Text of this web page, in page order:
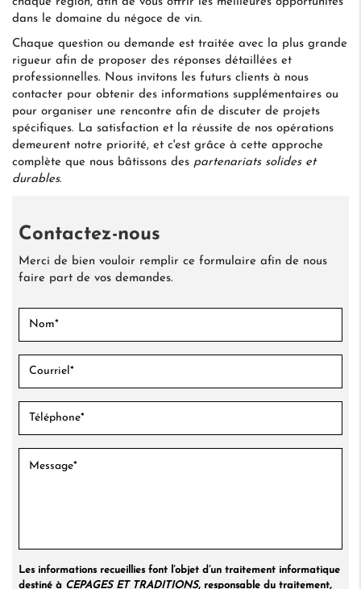
dans le domaine du négoce de vin.
Chaque question ou demande est traitée avec la plus grande
rigueur afin de proposer des réponses détaillées et
professionnelles. Nous invitons les futurs clients à nous
contacter pour obtenir des informations supplémentaires ou
pour organiser une rencontre afin de discuter de projets
spécifiques. La satisfaction et la réussite de nos opérations
demeurent notre priorité, et c'est grâce à cette approche
complète que nous bâtissons des partenariats solides et
durables.
Contactez-nous
Merci de bien vouloir remplir ce formulaire afin de nous
faire part de vos demandes.
Les informations recueillies font l’objet d’un traitement informatique
destiné à CEPAGES ET TRADITIONS, responsable du traitement,